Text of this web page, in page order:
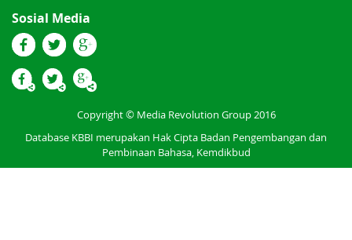
Sosial Media
Copyright © Media Revolution Group 2016
Database KBBI merupakan Hak Cipta Badan Pengembangan dan
Pembinaan Bahasa, Kemdikbud